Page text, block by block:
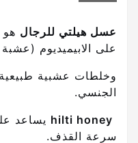
عسل هيلتي للرجال
على الابيميديوم (عشبة
وخلطات عشبية
الجنسي.
hilti honey يساعد
سرعة القذف.